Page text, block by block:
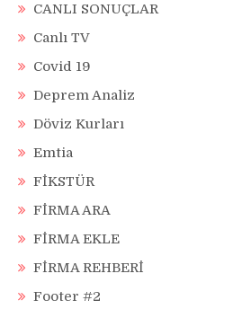
CANLI SONUÇLAR
Canlı TV
Covid 19
Deprem Analiz
Döviz Kurları
Emtia
FİKSTÜR
FİRMA ARA
FİRMA EKLE
FİRMA REHBERİ
Footer #2